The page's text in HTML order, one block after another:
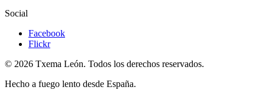
Social
Facebook
Flickr
© 2026 Txema León. Todos los derechos reservados.
Hecho a fuego lento desde España.